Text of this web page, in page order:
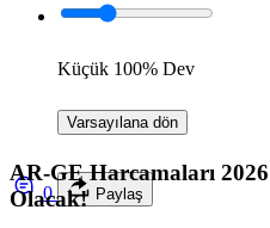
Küçük 100% Dev
Varsayılana dön
0 Paylaş
AR-GE Harcamaları
Olacak!